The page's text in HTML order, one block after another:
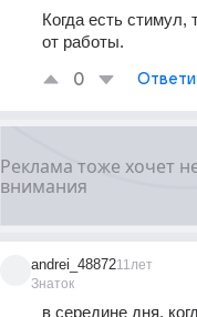
Когда есть стимул,
от работы.
0
andrei_48872
Знаток
11лет
в середине дня,